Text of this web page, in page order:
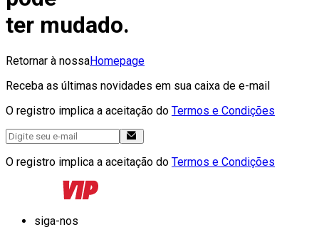
ter mudado.
Retornar à nossaHomepage
Receba as últimas novidades em sua caixa de e-mail
O registro implica a aceitação do Termos e Condições
O registro implica a aceitação do Termos e Condições
siga-nos